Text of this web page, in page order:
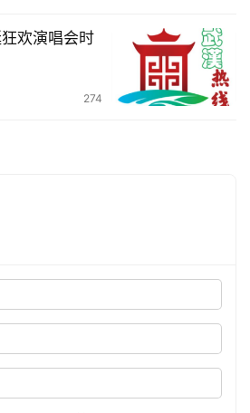
欢演唱会时
274